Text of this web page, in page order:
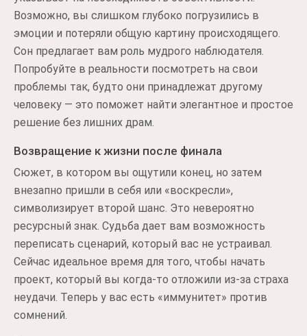
Возможно, вы слишком глубоко погрузились в
эмоции и потеряли общую картину происходящего.
Сон предлагает вам роль мудрого наблюдателя.
Попробуйте в реальности посмотреть на свои
проблемы так, будто они принадлежат другому
человеку — это поможет найти элегантное и простое
решение без лишних драм.
Возвращение к жизни после финала
Сюжет, в котором вы ощутили конец, но затем
внезапно пришли в себя или «воскресли»,
символизирует второй шанс. Это невероятно
ресурсный знак. Судьба дает вам возможность
переписать сценарий, который вас не устраивал.
Сейчас идеальное время для того, чтобы начать
проект, который вы когда-то отложили из-за страха
неудачи. Теперь у вас есть «иммунитет» против
сомнений.